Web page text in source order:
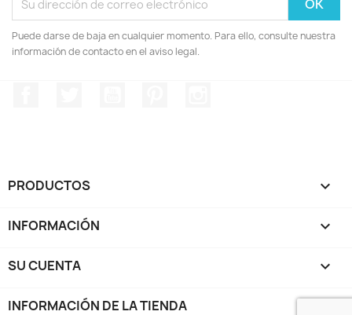
Puede darse de baja en cualquier momento. Para ello, consulte nuestra
información de contacto en el aviso legal.
PRODUCTOS 
INFORMACIÓN 
SU CUENTA 
INFORMACIÓN DE LA TIENDA